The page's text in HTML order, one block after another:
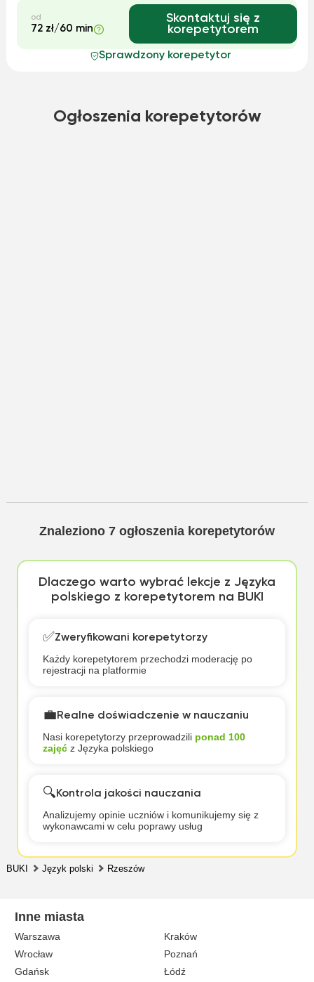
od
72 zł/60 min
Skontaktuj się z
korepetytorem
Sprawdzony korepetytor
Ogłoszenia korepetytorów
Znaleziono 7 ogłoszenia korepetytorów
Dlaczego warto wybrać lekcje z Języka
polskiego z korepetytorem na BUKI
✅Zweryfikowani korepetytorzy
Każdy korepetytorem przechodzi moderację po
rejestracji na platformie
💼Realne doświadczenie w nauczaniu
Nasi korepetytorzy przeprowadzili ponad 100
zajęćz Języka polskiego
🔍Kontrola jakości nauczania
Analizujemy opinie uczniów i komunikujemy się z
wykonawcami w celu poprawy usług
BUKI Język polski Rzeszów
Inne miasta
Warszawa
Kraków
Wrocław
Poznań
Gdańsk
Łódź